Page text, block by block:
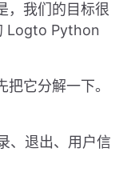
，我们的目标很
Logto Python
它分解一下。
、退出、用户信